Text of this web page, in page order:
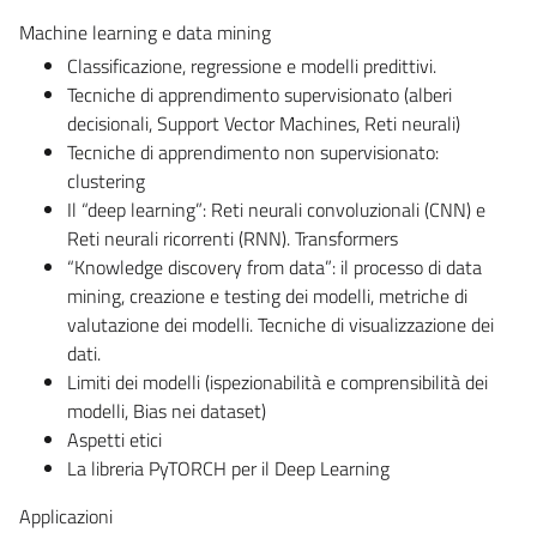
Machine learning e data mining
Classificazione, regressione e modelli predittivi.
Tecniche di apprendimento supervisionato (alberi
decisionali, Support Vector Machines, Reti neurali)
Tecniche di apprendimento non supervisionato:
clustering
Il “deep learning”: Reti neurali convoluzionali (CNN) e
Reti neurali ricorrenti (RNN). Transformers
“Knowledge discovery from data”: il processo di data
mining, creazione e testing dei modelli, metriche di
valutazione dei modelli. Tecniche di visualizzazione dei
dati.
Limiti dei modelli (ispezionabilità e comprensibilità dei
modelli, Bias nei dataset)
Aspetti etici
La libreria PyTORCH per il Deep Learning
Applicazioni